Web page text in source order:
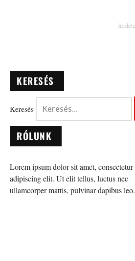
KERESÉS
Keresés
RÓLUNK
Lorem ipsum dolor sit amet, consectetur
adipiscing elit. Ut elit tellus, luctus nec
ullamcorper mattis, pulvinar dapibus leo.